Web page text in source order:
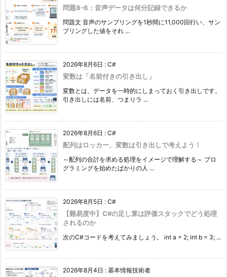
問題8-6：音声データは何分記録できるか
問題文 音声のサンプリングを1秒間に11,000回行い、サン
プリングした値をそれ ...
2026年8月6日 : C#
変数は「名前付きの引き出し」
変数とは、データを一時的にしまっておく引き出しです。
引き出しには名前、つまりラ ...
2026年8月6日 : C#
配列はロッカー、変数は引き出しで考えよう！
～配列の合計を求める処理をイメージで理解する～ プロ
グラミングを始めたばかりの人 ...
2026年8月5日 : C#
【難易度中】C#の足し算は評価スタックでどう処理
されるのか
次のC#コードを考えてみましょう。 int a = 2; int b = 3; ...
2026年8月4日 : 基本情報技術者